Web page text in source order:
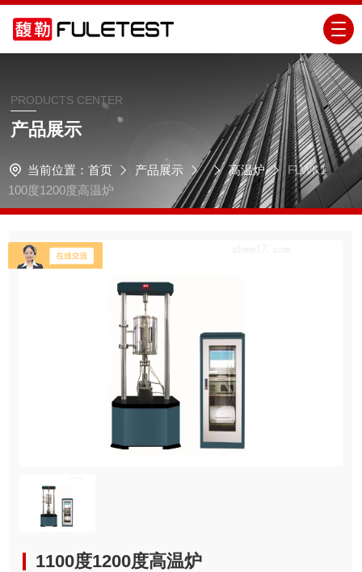
PRODUCTS CENTER
产品展示
当前位置： 首页 产品展示 高温炉
FLWK1
100度1200度高温炉
1100度1200度高温炉